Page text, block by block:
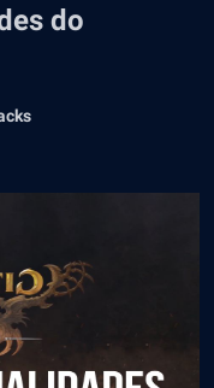
do